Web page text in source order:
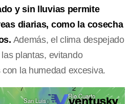
y sin lluvias permite
diarias, como la cosecha
Además, el clima despejado
plantas, evitando
la humedad excesiva.